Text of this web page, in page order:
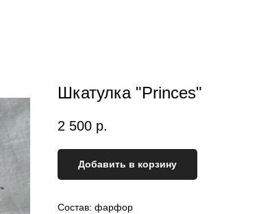
Шкатулка "Princes"
2 500 р.
Добавить в корзину
Состав: фарфор